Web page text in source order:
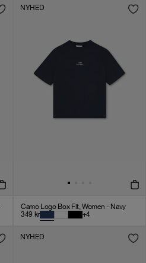
NYHED
Camo Logo Box Fit, Women - Navy
349 kr +4
NYHED